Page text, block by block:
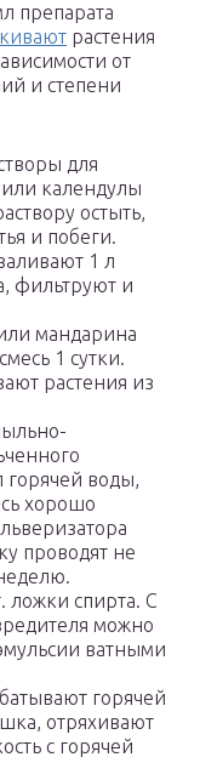
препарата
растения
от
и степени
для
календулы
остыть,
и побеги.
1 л
фильтруют и
мандарина
1 сутки.
растения из
горячей воды,
хорошо
проводят не
ложки спирта. С
можно
ватными
горячей
отряхивают
с горячей